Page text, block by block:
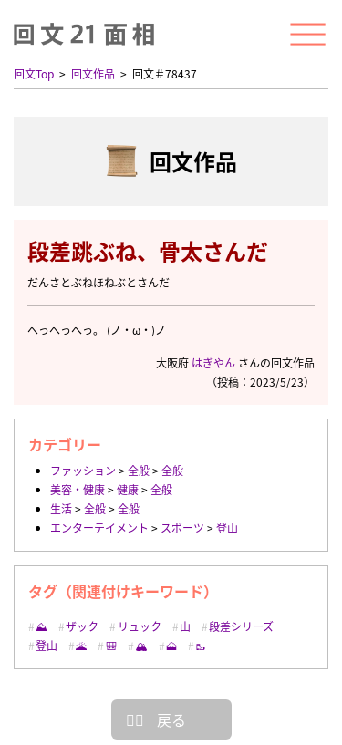
回文Top 回文作品 回文＃78437
回文作品
段差跳ぶね、骨太さんだ
だんさとぶねほねぶとさんだ
へっへっへっ。 (ノ・ω・)ノ
大阪府 はぎやん さんの回文作品
（投稿：2023/5/23）
カテゴリー
ファッション >全般>全般
美容・健康>健康>全般
生活>全般>全般
エンターテイメント > スポーツ >登山
タグ（関連付けキーワード）
⛰ ザック リュック 山
段差シリーズ
登山
🌋 🎒 🏔 🗻 🥾
戻る